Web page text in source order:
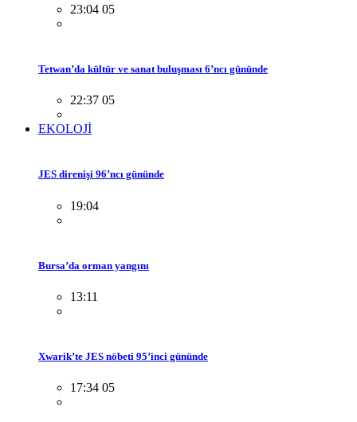
23:04 05
Tetwan’da kültür ve sanat buluşması 6’ncı gününde
22:37 05
EKOLOJİ
JES direnişi 96’ncı gününde
19:04
Bursa’da orman yangını
13:11
Xwarik’te JES nöbeti 95’inci gününde
17:34 05